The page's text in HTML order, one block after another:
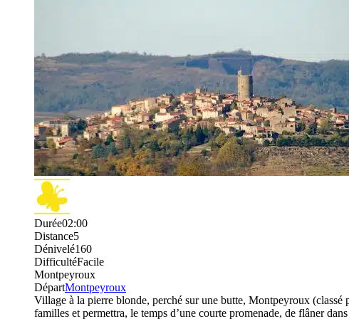
Durée02:00
Distance5
Dénivelé160
DifficultéFacile
Montpeyroux
DépartMontpeyroux
Village à la pierre blonde, perché sur une butte, Montpeyroux (classé
familles et permettra, le temps d’une courte promenade, de flâner